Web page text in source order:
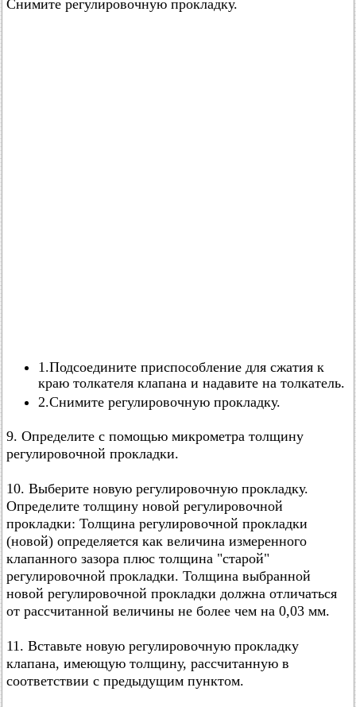
Снимите регулировочную прокладку.
1.Подсоедините приспособление для сжатия к
краю толкателя клапана и надавите на толкатель.
2.Снимите регулировочную прокладку.
9. Определите с помощью микрометра толщину
регулировочной прокладки.
10. Выберите новую регулировочную прокладку.
Определите толщину новой регулировочной
прокладки: Толщина регулировочной прокладки
(новой) определяется как величина измеренного
клапанного зазора плюс толщина "старой"
регулировочной прокладки. Толщина выбранной
новой регулировочной прокладки должна отличаться
от рассчитанной величины не более чем на 0,03 мм.
11. Вставьте новую регулировочную прокладку
клапана, имеющую толщину, рассчитанную в
соответствии с предыдущим пунктом.